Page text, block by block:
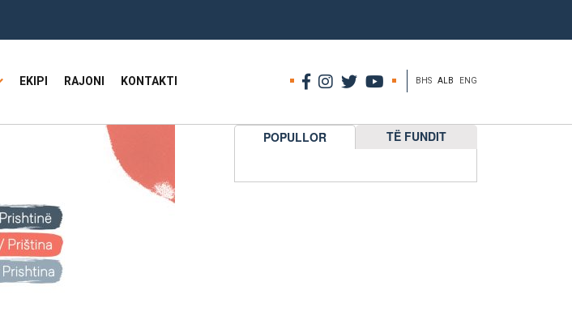
EKIPI RAJONI KONTAKTI BHS ALB ENG
POPULLOR TË FUNDIT